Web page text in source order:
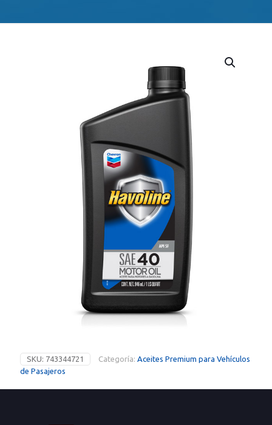
SKU: 743344721 Categoría: Aceites Premium para Vehículos
de Pasajeros